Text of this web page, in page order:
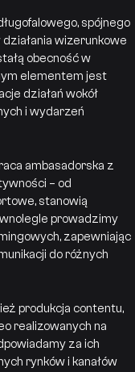
spójnego
wizerunkowe
obecność w
elementem jest
działań wokół
i wydarzeń
ambasadorska z
– od
stanowią
prowadzimy
zapewniając
do różnych
produkcja contentu,
realizowanych na
za ich
rynków i kanałów